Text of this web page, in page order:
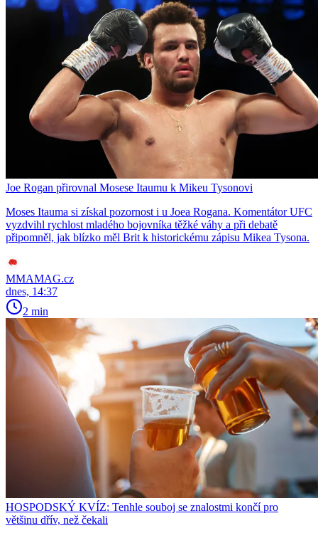
Joe Rogan přirovnal Mosese Itaumu k Mikeu Tysonovi
Moses Itauma si získal pozornost i u Joea Rogana. Komentátor UFC
vyzdvihl rychlost mladého bojovníka těžké váhy a při debatě
připomněl, jak blízko měl Brit k historickému zápisu Mikea Tysona.
MMAMAG.cz
dnes, 14:37
2 min
HOSPODSKÝ KVÍZ: Tenhle souboj se znalostmi končí pro
většinu dřív, než čekali